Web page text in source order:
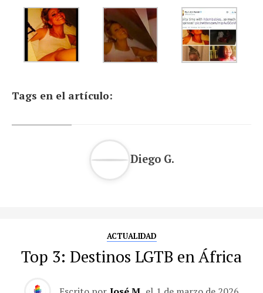
Tags en el artículo:
Diego G.
ACTUALIDAD
Top 3: Destinos LGTB en África